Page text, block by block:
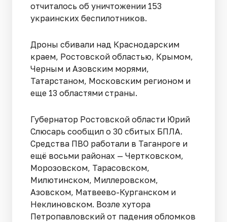
отчиталось об уничтожении 153
украинских беспилотников.
Дроны сбивали над Краснодарским
краем, Ростовской областью, Крымом,
Черным и Азовским морями,
Татарстаном, Московским регионом и
еще 13 областями страны.
Губернатор Ростовской области Юрий
Слюсарь сообщил о 30 сбитых БПЛА.
Средства ПВО работали в Таганроге и
ещё восьми районах — Чертковском,
Морозовском, Тарасовском,
Милютинском, Миллеровском,
Азовском, Матвеево-Курганском и
Неклиновском. Возле хутора
Петропавловский от падения обломков